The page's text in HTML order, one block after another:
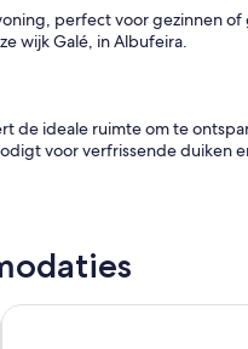
perfect voor gezinnen
wijk Galé, in Albufeira.
de ideale ruimte om te
voor verfrissende duiken
met twee
en tuin
Villa Santa Maria - Three